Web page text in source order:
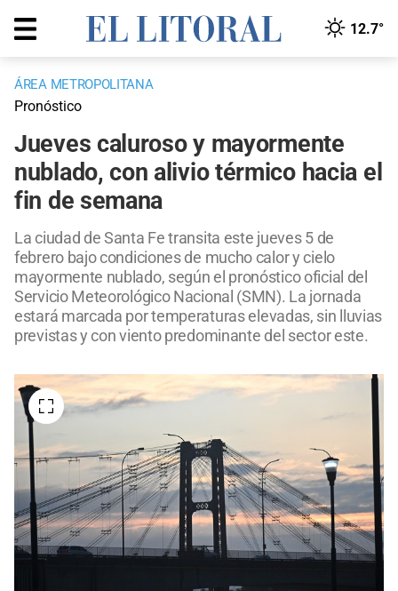
12.7°
ÁREA METROPOLITANA
Pronóstico
Jueves caluroso y mayormente
nublado, con alivio térmico hacia el
fin de semana
La ciudad de Santa Fe transita este jueves 5 de
febrero bajo condiciones de mucho calor y cielo
mayormente nublado, según el pronóstico oficial del
Servicio Meteorológico Nacional (SMN). La jornada
estará marcada por temperaturas elevadas, sin lluvias
previstas y con viento predominante del sector este.